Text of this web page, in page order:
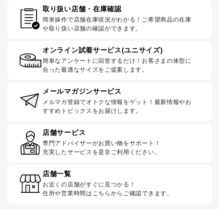
取り扱い店舗・在庫確認
簡単操作で店舗在庫状況がわかる！ご希望商品の在庫
や取り扱い店舗の確認ができます。
オンライン試着サービス(ユニサイズ)
簡単なアンケートに回答するだけ！お客さまの体型に
合った最適なサイズをご提案します。
メールマガジンサービス
メルマガ登録でオトクな情報をゲット！最新情報やお
すすめトピックスをお届けします。
店舗サービス
専門アドバイザーがお買い物をサポート！
充実したサービスを是非ご利用ください。
店舗一覧
お近くの店舗がすぐに見つかる！
住所や営業時間はこちらからご確認できます。